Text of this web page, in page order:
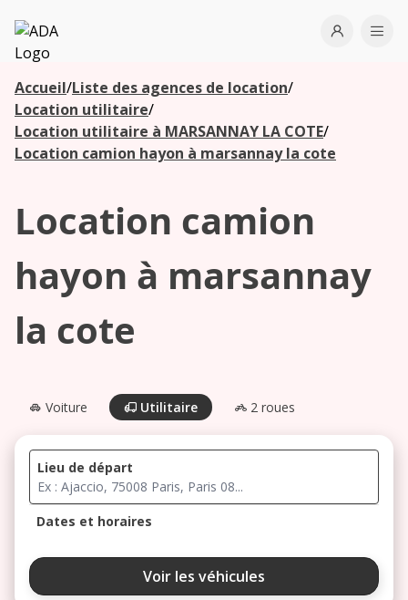
ADA
Open
Accueil/Liste des agences de location/
Location utilitaire/
Location utilitaire à MARSANNAY LA COTE/
Location camion hayon à marsannay la cote
Location camion
hayon à marsannay
la cote
Voiture Utilitaire 2 roues
Lieu de départ
Dates et horaires
août 2026
ma me
Voir les véhicules
Les
agences à
proximité
Commencez
votre
recherche
pour voir les
agences à
proximité